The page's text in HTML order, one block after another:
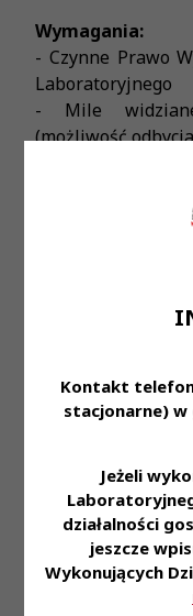
Kontakt
stacjonarne) w
Jeżeli
działalności
jeszcze
Wykonujących
Wymagania:
- Czynne Prawo
Laboratoryjnego
- Mile
(możliwość
- Rozwinięte
- Dobra
- Umiejętność
-
pracę
- Zniżki na nasze
-
ubezpieczenie na
- Możliwość
medycznej
- Pracę w
na zapoznanie